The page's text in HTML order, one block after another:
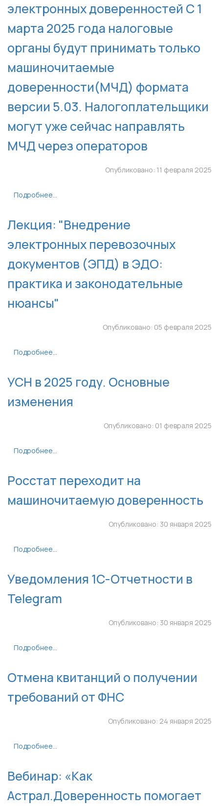
электронных доверенностей С 1
марта 2025 года налоговые
органы будут принимать только
машиночитаемые
доверенности(МЧД) формата
версии 5.03. Налогоплательщики
могут уже сейчас направлять
МЧД через операторов
Опубликовано: 11 февраля 2025
Подробнее...
Лекция: "Внедрение
электронных перевозочных
документов (ЭПД) в ЭДО:
практика и законодательные
нюансы"
Опубликовано: 05 февраля 2025
Подробнее...
УСН в 2025 году. Основные
изменения
Опубликовано: 01 февраля 2025
Подробнее...
Росстат переходит на
машиночитаемую доверенность
Опубликовано: 30 января 2025
Подробнее...
Уведомления 1С-Отчетности в
Telegram
Опубликовано: 30 января 2025
Подробнее...
Отмена квитанций о получении
требований от ФНС
Опубликовано: 24 января 2025
Подробнее...
Вебинар: «Как
Астрал.Доверенность помогает